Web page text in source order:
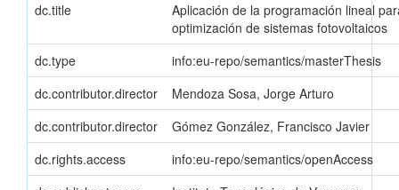
dc.title
Aplicación de la programación lineal
optimización de sistemas fotovoltaicos
dc.type
info:eu-repo/semantics/masterThesis
dc.contributor.director
Mendoza Sosa, Jorge Arturo
dc.contributor.director
Gómez González, Francisco Javier
dc.rights.access
info:eu-repo/semantics/openAccess